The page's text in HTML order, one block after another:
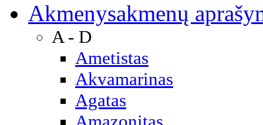
Akmenysakmenų
A - D
Ametistas
Akvamarinas
Agatas